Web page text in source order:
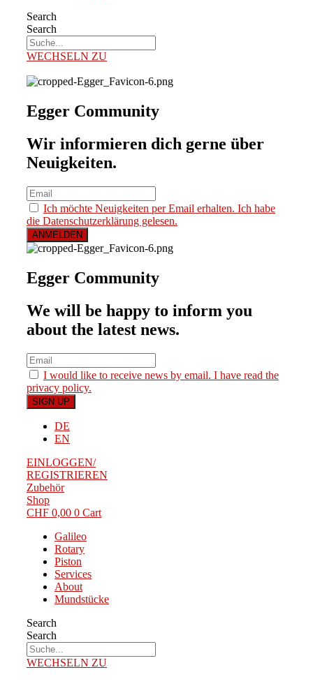
Search
Search
WECHSELN ZU
Egger Community
Wir informieren dich gerne über
Neuigkeiten.
Ich möchte Neuigkeiten per Email erhalten. Ich habe
die Datenschutzerklärung gelesen.
Egger Community
We will be happy to inform you
about the latest news.
I would like to receive news by email. I have read the
privacy policy.
DE
EN
EINLOGGEN/
REGISTRIEREN
Zubehör
Shop
CHF 0,00 0 Cart
Galileo
Rotary
Piston
Services
About
Mundstücke
Search
Search
WECHSELN ZU